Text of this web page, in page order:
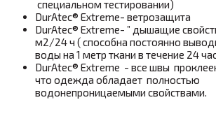
специальном тестировании)
DurAtec® Extreme- ветрозащита
DurAtec® Extreme- ” дышащие
м2/24 ч ( способна постоянно
воды на 1 метр ткани в течение 24
DurAtec® Extreme - все швы
что одежда обладает полностью
водонепроницаемыми свойствами.